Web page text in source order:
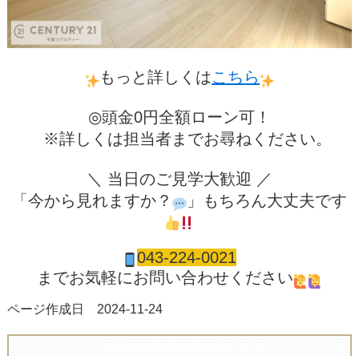
もっと詳しくはこちら
◎頭金0円全額ローン可！
※詳しくは担当者までお尋ねください。
＼ 当日のご見学大歓迎 ／
「今から見れますか？
」もちろん大丈夫です
043-224-0021
までお気軽にお問い合わせください
ページ作成日 2024-11-24